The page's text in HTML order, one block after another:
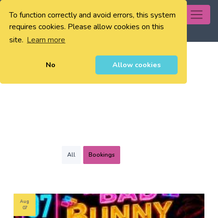
To function correctly and avoid errors, this system
requires cookies. Please allow cookies on this
site. Learn more
No Allow cookies
0
All Bookings
Aug
07